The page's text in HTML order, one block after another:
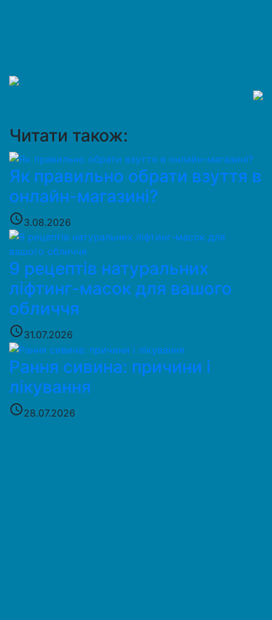
Читати також:
Як правильно обрати взуття в
онлайн-магазині?
access_time3.08.2026
9 рецептів натуральних
ліфтинг-масок для вашого
обличчя
access_time31.07.2026
Рання сивина: причини і
лікування
access_time28.07.2026